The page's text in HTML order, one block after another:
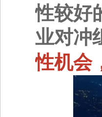
性较好
业对冲
性机会